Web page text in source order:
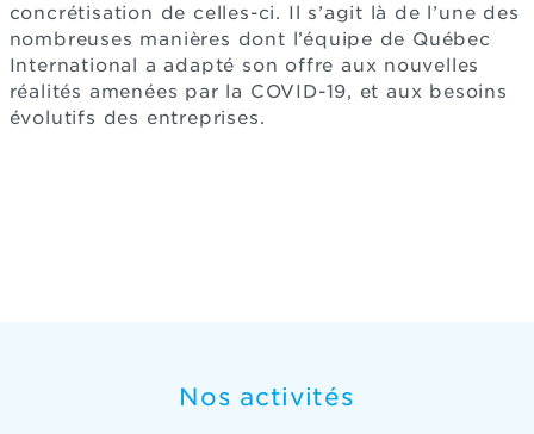
concrétisation de celles-ci. Il s’agit là de l’une des
nombreuses manières dont l’équipe de Québec
International a adapté son offre aux nouvelles
réalités amenées par la COVID-19, et aux besoins
évolutifs des entreprises.
Nos activités